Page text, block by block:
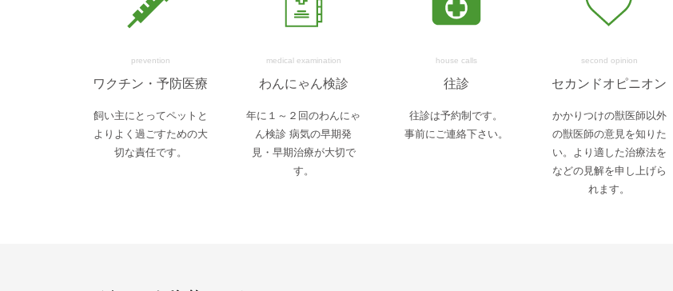
prevention
ワクチン・予防医療
飼い主にとってペットと
よりよく過ごすための大
切な責任です。
medical examination
わんにゃん検診
年に１～２回のわんにゃ
ん検診 病気の早期発
見・早期治療が大切で
す。
house calls
往診
往診は予約制です。
事前にご連絡下さい。
second opinion
セカンドオピニオン
かかりつけの獣医師以外
の獣医師の意見を知りた
い。より適した治療法を
などの見解を申し上げら
れます。